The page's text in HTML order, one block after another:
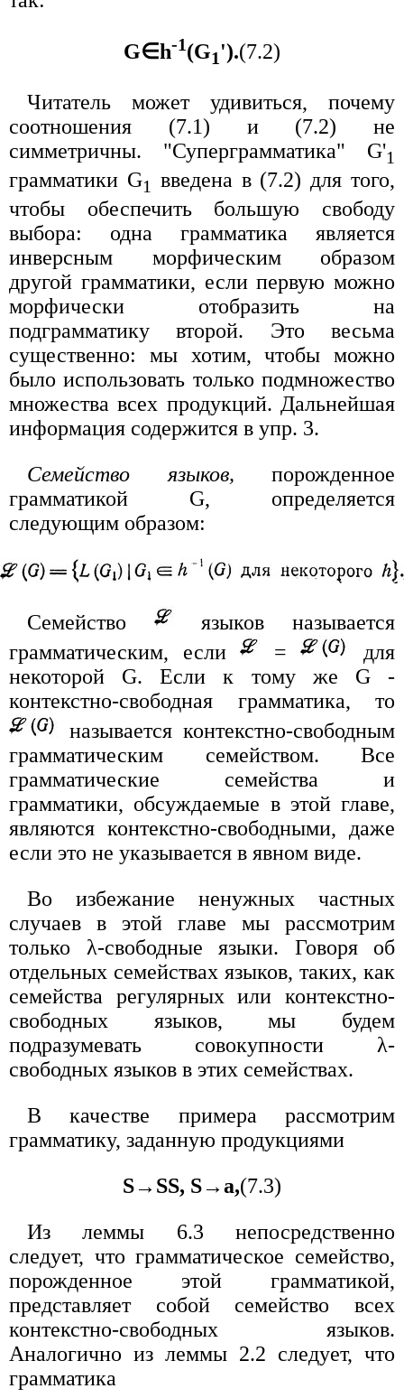
G∈h-1(G1').(7.2)
Читатель может удивиться, почему
соотношения (7.1) и (7.2) не
симметричны. "Суперграмматика" G'1
грамматики G1 введена в (7.2) для того,
чтобы обеспечить большую свободу
выбора: одна грамматика является
инверсным морфическим образом
другой грамматики, если первую можно
морфически отобразить на
подграмматику второй. Это весьма
существенно: мы хотим, чтобы можно
было использовать только подмножество
множества всех продукций. Дальнейшая
информация содержится в упр. 3.
Семейство языков, порожденное
грамматикой G, определяется
следующим образом:
Семейство
языков называется
грамматическим, если
=
для
некоторой G. Если к тому же G -
контекстно-свободная грамматика, то
называется контекстно-свободным
грамматическим семейством. Все
грамматические семейства и
грамматики, обсуждаемые в этой главе,
являются контекстно-свободными, даже
если это не указывается в явном виде.
Во избежание ненужных частных
случаев в этой главе мы рассмотрим
только λ-свободные языки. Говоря об
отдельных семействах языков, таких, как
семейства регулярных или контекстно-
свободных языков, мы будем
подразумевать совокупности λ-
свободных языков в этих семействах.
В качестве примера рассмотрим
грамматику, заданную продукциями
S→SS, S→a,(7.3)
Из леммы 6.3 непосредственно
следует, что грамматическое семейство,
порожденное этой грамматикой,
представляет собой семейство всех
контекстно-свободных языков.
Аналогично из леммы 2.2 следует, что
грамматика